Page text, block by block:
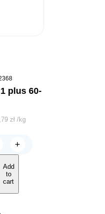
zł /kg
+
Add
to
cart